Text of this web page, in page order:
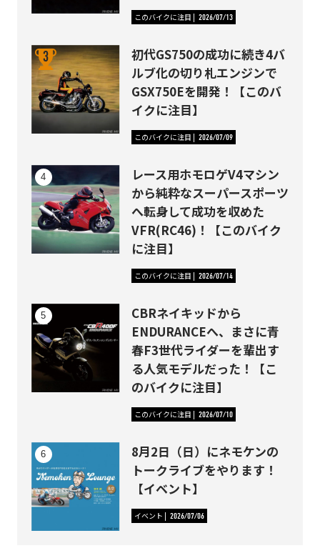
このバイクに注目 2026/07/13
初代GS750の成功に続き4バ
ルブ化の切り札エンジンで
GSX750Eを開発！【このバ
イクに注目】
このバイクに注目 2026/07/09
レース用ホモロゲV4マシン
から純粋なスーパースポーツ
へ転身して成功を収めた
VFR(RC46)！【このバイク
に注目】
このバイクに注目 2026/07/14
CBRネイキッドから
ENDURANCEへ、まさに青
春F3世代ライダーを輩出す
る人気モデルだった！【こ
のバイクに注目】
このバイクに注目 2026/07/10
8月2日（日）にネモケンの
トークライブをやります！
【イベント】
イベント 2026/07/06